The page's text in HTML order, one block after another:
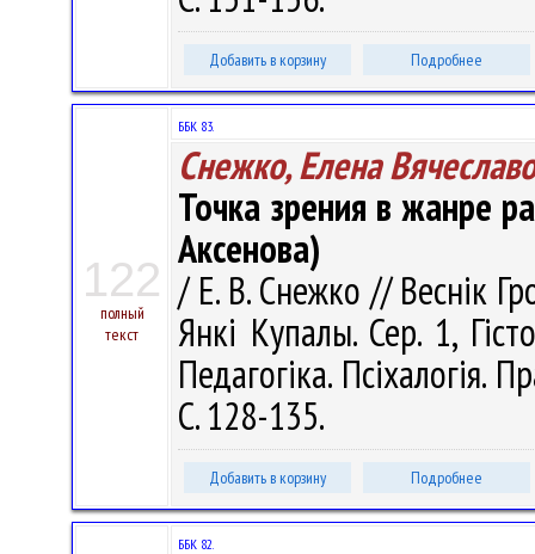
Добавить в корзину Подробнее
122
полный
текст
ББК 83.
Снежко, Елена
Точка зрения в жанре
Аксенова)
/ Е. В. Снежко // Веснік
Янкі Купалы. Сер. 1,
Педагогіка. Псіхалогія.
С. 128-135.
Добавить в корзину Подробнее
ББК 82.